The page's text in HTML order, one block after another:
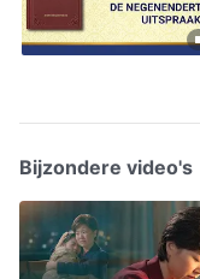
Bijzondere video's